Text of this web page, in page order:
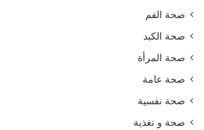
صحة الفم
صحة الكبد
صحة المرأة
صحة عامة
صحة نفسية
صحة و تغذية